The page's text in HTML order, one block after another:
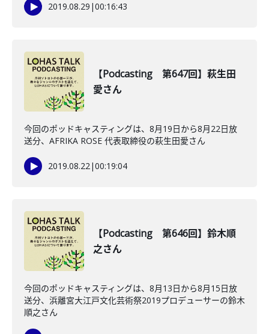
2019.08.29 |00:16:43
【Podcasting 第647回】萩生田
愛さん
今回のポッドキャスティングは、8月19日から8月22日放
送分、AFRIKA ROSE 代表取締役の萩生田愛さん
2019.08.22|00:19:04
【Podcasting 第646回】鈴木順
之さん
今回のポッドキャスティングは、8月13日から8月15日放
送分、浜離宮大江戸文化芸術祭2019プロデューサーの鈴木
順之さん